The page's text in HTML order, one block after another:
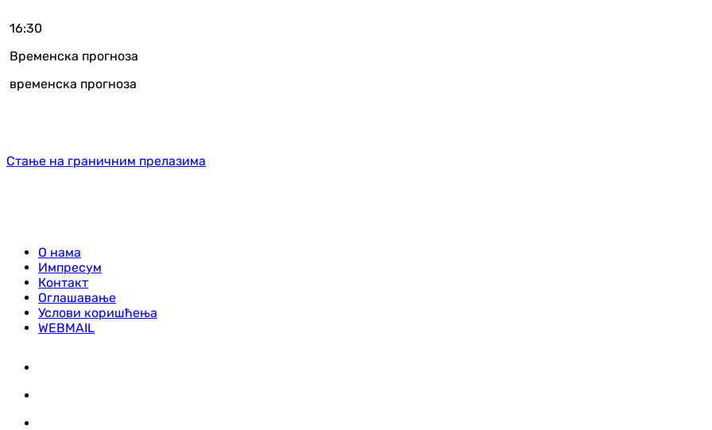
16:30
Временска прогноза
временска прогноза
Стање на граничним прелазима
О нама
Импресум
Контакт
Оглашавање
Услови коришћења
WEBMAIL